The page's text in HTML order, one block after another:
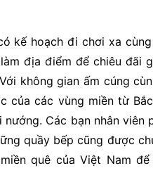
kế hoạch đi chơi xa
địa điểm để chiêu đãi
không gian ấm cúng
của các vùng miền từ
nướng. Các bạn nhân
quầy bếp cũng được
quê của Việt Nam